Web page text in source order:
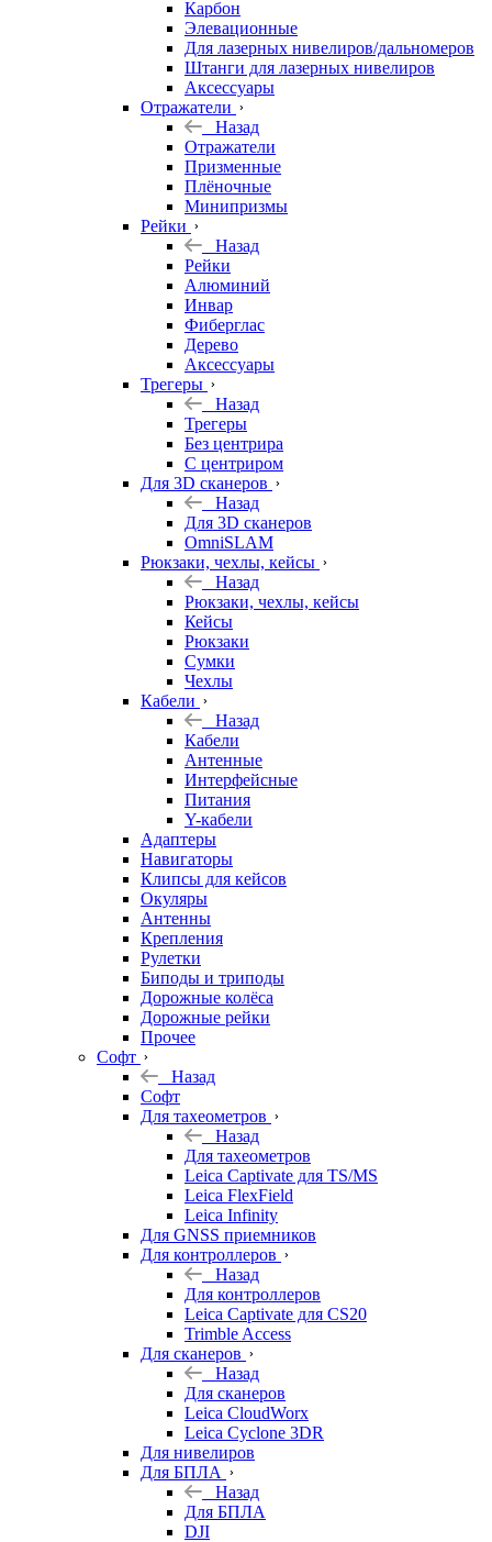
Карбон
Элевационные
Для лазерных нивелиров/дальномеров
Штанги для лазерных нивелиров
Аксессуары
Отражатели
Назад
Отражатели
Призменные
Плёночные
Минипризмы
Рейки
Назад
Рейки
Алюминий
Инвар
Фиберглас
Дерево
Аксессуары
Трегеры
Назад
Трегеры
Без центрира
С центриром
Для 3D сканеров
Назад
Для 3D сканеров
OmniSLAM
Рюкзаки, чехлы, кейсы
Назад
Рюкзаки, чехлы, кейсы
Кейсы
Рюкзаки
Сумки
Чехлы
Кабели
Назад
Кабели
Антенные
Интерфейсные
Питания
Y-кабели
Адаптеры
Навигаторы
Клипсы для кейсов
Окуляры
Антенны
Крепления
Рулетки
Биподы и триподы
Дорожные колёса
Дорожные рейки
Прочее
Софт
Назад
Софт
Для тахеометров
Назад
Для тахеометров
Leica Captivate для TS/MS
Leica FlexField
Leica Infinity
Для GNSS приемников
Для контроллеров
Назад
Для контроллеров
Leica Captivate для CS20
Trimble Access
Для сканеров
Назад
Для сканеров
Leica CloudWorx
Leica Cyclone 3DR
Для нивелиров
Для БПЛА
Назад
Для БПЛА
DJI